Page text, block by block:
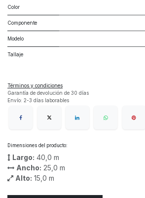
Color
Componente
Modelo
Tallaje
Términos y condiciones
Garantía de devolución de 30 días
Envío: 2-3 días laborables
Dimensiones del producto:
Largo: 40,0 m
Ancho: 25,0 m
Alto: 15,0 m